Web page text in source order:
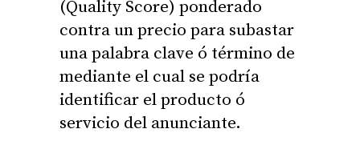
(Quality Score) ponderado
contra un precio para subastar
una palabra clave ó término de
mediante el cual se podría
identificar el producto ó
servicio del anunciante.